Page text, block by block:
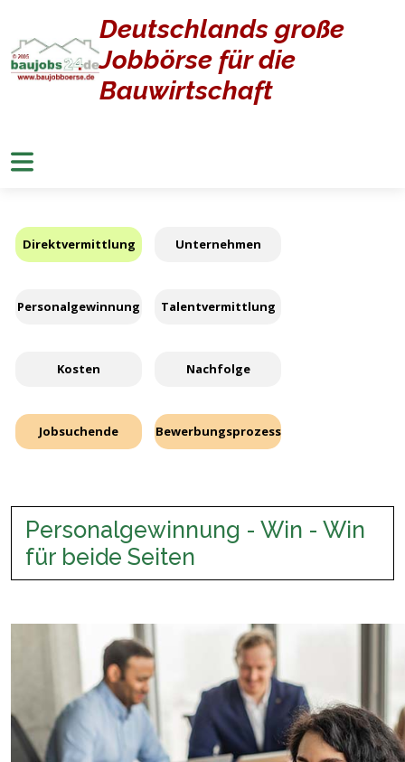
Deutschlands große
Jobbörse für die
Bauwirtschaft
Personalgewinnung
Home
Personalgewinnung
Direktvermittlung Unternehmen
Personalgewinnung Talentvermittlung
Kosten Nachfolge
Jobsuchende Bewerbungsprozess
Personalgewinnung - Win - Win
für beide Seiten